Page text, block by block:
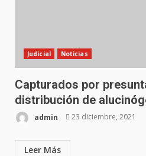
Judicial Noticias
Capturados por
distribución de
admin 23 diciembre, 2021
Leer Más